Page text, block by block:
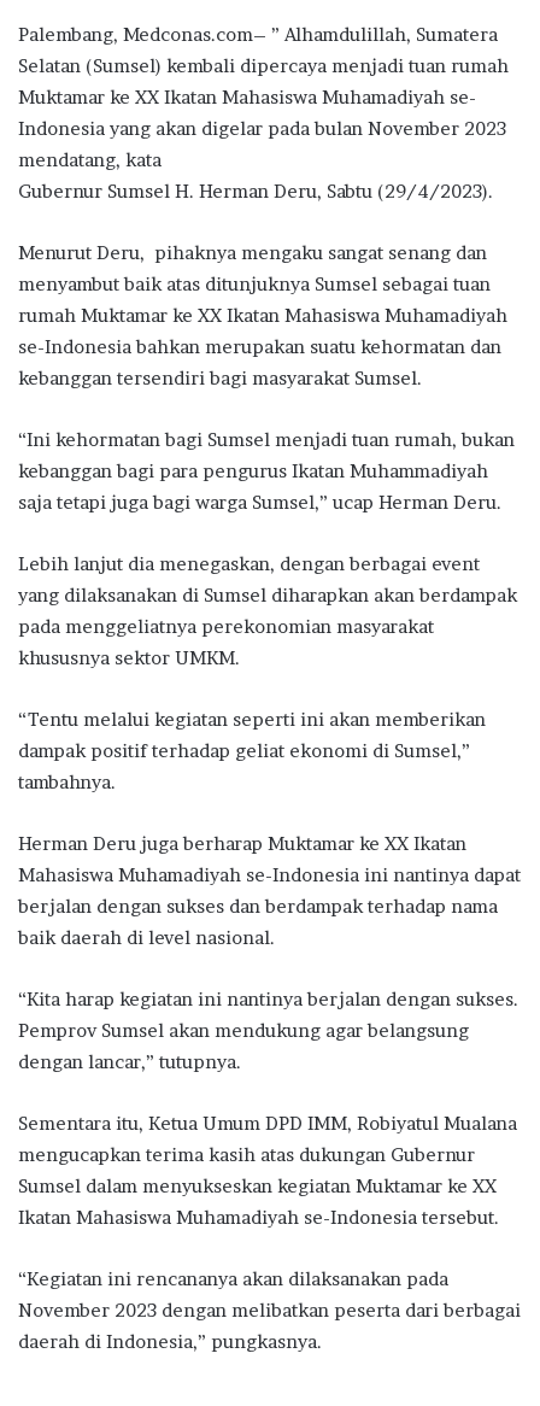
Palembang, Medconas.com– ” Alhamdulillah, Sumatera
Selatan (Sumsel) kembali dipercaya menjadi tuan rumah
Muktamar ke XX Ikatan Mahasiswa Muhamadiyah se-
Indonesia yang akan digelar pada bulan November 2023
mendatang, kata
Gubernur Sumsel H. Herman Deru, Sabtu (29/4/2023).
Menurut Deru, pihaknya mengaku sangat senang dan
menyambut baik atas ditunjuknya Sumsel sebagai tuan
rumah Muktamar ke XX Ikatan Mahasiswa Muhamadiyah
se-Indonesia bahkan merupakan suatu kehormatan dan
kebanggan tersendiri bagi masyarakat Sumsel.
“Ini kehormatan bagi Sumsel menjadi tuan rumah, bukan
kebanggan bagi para pengurus Ikatan Muhammadiyah
saja tetapi juga bagi warga Sumsel,” ucap Herman Deru.
Lebih lanjut dia menegaskan, dengan berbagai event
yang dilaksanakan di Sumsel diharapkan akan berdampak
pada menggeliatnya perekonomian masyarakat
khususnya sektor UMKM.
“Tentu melalui kegiatan seperti ini akan memberikan
dampak positif terhadap geliat ekonomi di Sumsel,”
tambahnya.
Herman Deru juga berharap Muktamar ke XX Ikatan
Mahasiswa Muhamadiyah se-Indonesia ini nantinya dapat
berjalan dengan sukses dan berdampak terhadap nama
baik daerah di level nasional.
“Kita harap kegiatan ini nantinya berjalan dengan sukses.
Pemprov Sumsel akan mendukung agar belangsung
dengan lancar,” tutupnya.
Sementara itu, Ketua Umum DPD IMM, Robiyatul Mualana
mengucapkan terima kasih atas dukungan Gubernur
Sumsel dalam menyukseskan kegiatan Muktamar ke XX
Ikatan Mahasiswa Muhamadiyah se-Indonesia tersebut.
“Kegiatan ini rencananya akan dilaksanakan pada
November 2023 dengan melibatkan peserta dari berbagai
daerah di Indonesia,” pungkasnya.